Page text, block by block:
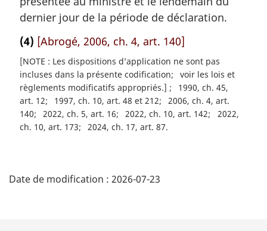
dernier jour de la période de déclaration.
(4) [Abrogé, 2006, ch. 4, art. 140]
[NOTE : Les dispositions d’application ne sont pas
incluses dans la présente codification
voir les lois et
règlements modificatifs appropriés.]
1990, ch. 45,
art. 12
1997, ch. 10, art. 48 et 212
2006, ch. 4, art.
140
2022, ch. 5, art. 16 2022, ch. 10, art. 142
2022,
ch. 10, art. 173
2024, ch. 17, art. 87
é
Date de modification : 2026-07-23